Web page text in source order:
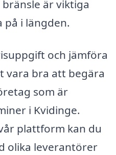
är viktiga
i längden.
och jämföra
vara bra att begära
som är
i Kvidinge.
plattform kan du
olika leverantörer